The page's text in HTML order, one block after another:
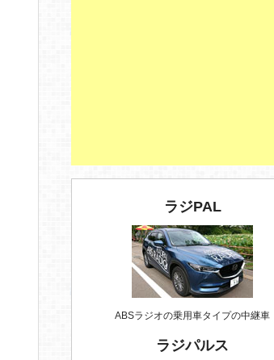
ラジPAL
ABSラジオの乗用車タイプの中継車
ラジパルス